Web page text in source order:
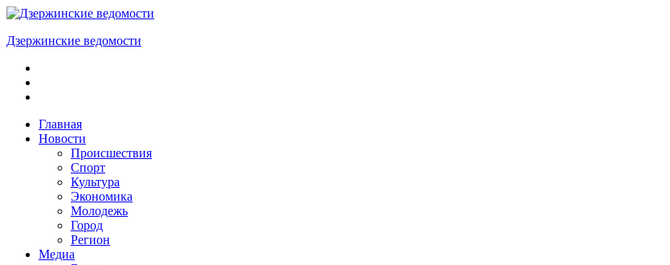
Skip
content
Дзержинские ведомости
ОБЩЕСТВЕННО-
ПОЛИТИЧЕСКАЯ
ГАЗЕТАГлавная
Новости
Происшествия
Спорт
Культура
Экономика
Молодежь
Город
Регион
Медиа